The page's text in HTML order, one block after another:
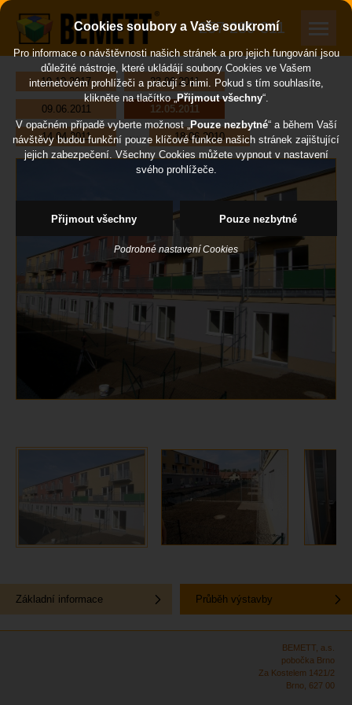
257 289 311
19.10.2017 23.06.2011
09.06.2011 12.05.2011
14.04.2011 … 18.06.2010
Základní informace Průběh výstavby
BEMETT, a.s.
pobočka Brno
Za Kostelem 1421/2
Brno, 627 00
Cookies soubory a Vaše soukromí
Pro informace o návštěvnosti našich stránek a pro jejich fungování jsou
důležité nástroje, které ukládájí soubory Cookies ve Vašem
internetovém prohlížeči a pracují s nimi. Pokud s tím souhlasíte,
klikněte na tlačítko „Přijmout všechny“.
V opačném případě vyberte možnost „Pouze nezbytné“ a během Vaší
návštěvy budou funkční pouze klíčové funkce našich stránek zajištující
jejich zabezpečení. Všechny Cookies můžete vypnout v nastavení
svého prohlížeče.
Přijmout všechny Pouze nezbytné
Podrobné nastavení Cookies